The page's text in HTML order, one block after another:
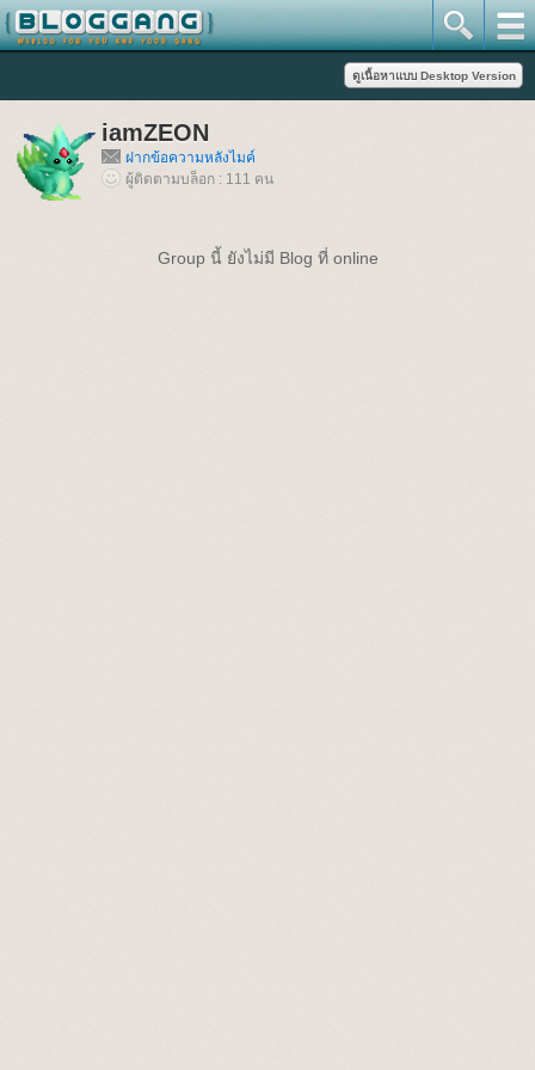
iamZEON
ฝากข้อความหลังไมค์
ผู้ติดตามบล็อก : 111 คน
Group นี้ ยังไม่มี Blog ที่ online